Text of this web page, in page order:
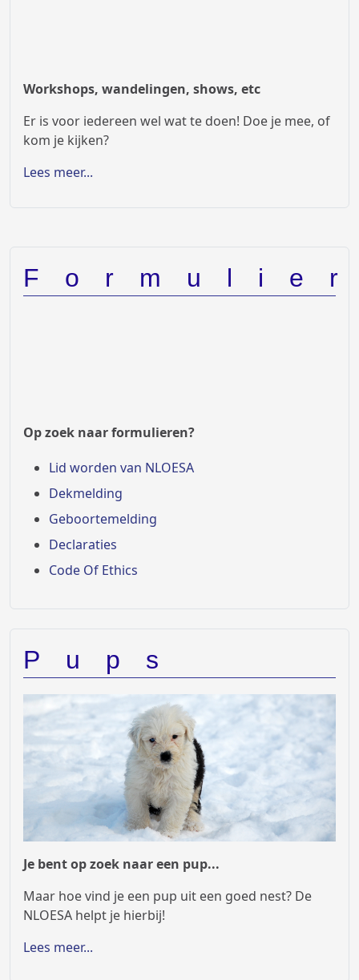
Lid worden van NLOESA
Dekmelding
Pups
Je bent op zoek naar een pup...
Maar hoe vind je een pup uit een goed nest? De
NLOESA helpt je hierbij!
Lees meer...
Show
results
De NLOESA deelt alle showuitslagen.